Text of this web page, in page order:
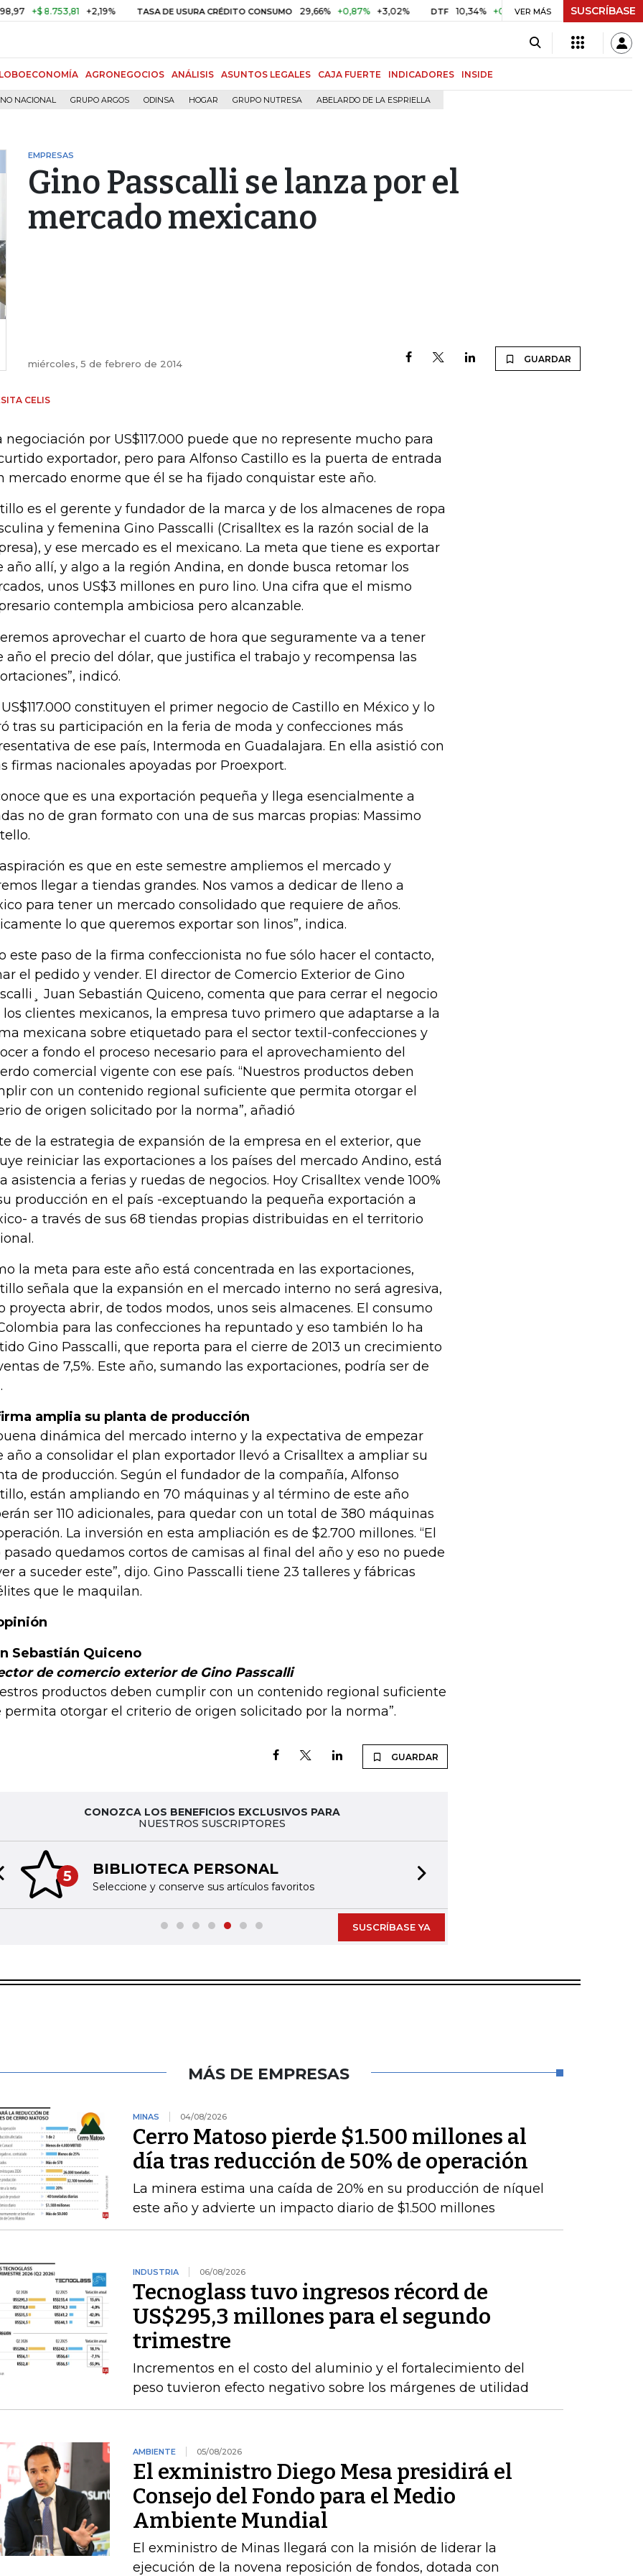
8.753,81 +2,19% TASA DE USURA CRÉDITO CONSUMO 29,66% +0,87% +3,02% DTF 10,34% +0,10% +0,98% UVR $ 416,96 +$
VER MÁS SUSCRÍBASE
AGRONEGOCIOS ANÁLISIS ASUNTOS LEGALES CAJA FUERTE INDICADORES INSIDE
NACIONAL GRUPO ARGOS ODINSA HOGAR GRUPO NUTRESA ABELARDO DE LA ESPRIELLA
EMPRESAS
Gino Passcalli se lanza por el
mercado mexicano
miércoles, 5 de febrero de 2014 GUARDAR
CELIS
negociación por US$117.000 puede que no represente mucho para
exportador, pero para Alfonso Castillo es la puerta de entrada
mercado enorme que él se ha fijado conquistar este año.
es el gerente y fundador de la marca y de los almacenes de ropa
y femenina Gino Passcalli (Crisalltex es la razón social de la
y ese mercado es el mexicano. La meta que tiene es exportar
año allí, y algo a la región Andina, en donde busca retomar los
unos US$3 millones en puro lino. Una cifra que el mismo
contempla ambiciosa pero alcanzable.
aprovechar el cuarto de hora que seguramente va a tener
año el precio del dólar, que justifica el trabajo y recompensa las
indicó.
US$117.000 constituyen el primer negocio de Castillo en México y lo
tras su participación en la feria de moda y confecciones más
de ese país, Intermoda en Guadalajara. En ella asistió con
firmas nacionales apoyadas por Proexport.
que es una exportación pequeña y llega esencialmente a
no de gran formato con una de sus marcas propias: Massimo
aspiración es que en este semestre ampliemos el mercado y
llegar a tiendas grandes. Nos vamos a dedicar de lleno a
para tener un mercado consolidado que requiere de años.
lo que queremos exportar son linos”, indica.
este paso de la firma confeccionista no fue sólo hacer el contacto,
el pedido y vender. El director de Comercio Exterior de Gino
Juan Sebastián Quiceno, comenta que para cerrar el negocio
los clientes mexicanos, la empresa tuvo primero que adaptarse a la
mexicana sobre etiquetado para el sector textil-confecciones y
a fondo el proceso necesario para el aprovechamiento del
comercial vigente con ese país. “Nuestros productos deben
con un contenido regional suficiente que permita otorgar el
de origen solicitado por la norma”, añadió
de la estrategia de expansión de la empresa en el exterior, que
reiniciar las exportaciones a los países del mercado Andino, está
asistencia a ferias y ruedas de negocios. Hoy Crisalltex vende 100%
producción en el país -exceptuando la pequeña exportación a
a través de sus 68 tiendas propias distribuidas en el territorio
la meta para este año está concentrada en las exportaciones,
señala que la expansión en el mercado interno no será agresiva,
proyecta abrir, de todos modos, unos seis almacenes. El consumo
para las confecciones ha repuntado y eso también lo ha
Gino Passcalli, que reporta para el cierre de 2013 un crecimiento
de 7,5%. Este año, sumando las exportaciones, podría ser de
amplia su planta de producción
dinámica del mercado interno y la expectativa de empezar
año a consolidar el plan exportador llevó a Crisalltex a ampliar su
de producción. Según el fundador de la compañía, Alfonso
están ampliando en 70 máquinas y al término de este año
ser 110 adicionales, para quedar con un total de 380 máquinas
La inversión en esta ampliación es de $2.700 millones. “El
pasado quedamos cortos de camisas al final del año y eso no puede
a suceder este”, dijo. Gino Passcalli tiene 23 talleres y fábricas
que le maquilan.
Sebastián Quiceno
de comercio exterior de Gino Passcalli
productos deben cumplir con un contenido regional suficiente
permita otorgar el criterio de origen solicitado por la norma”.
GUARDAR
CONOZCA LOS BENEFICIOS EXCLUSIVOS PARA
NUESTROS SUSCRIPTORES
5 BIBLIOTECA PERSONAL
Seleccione y conserve sus artículos favoritos
slide
SUSCRÍBASE YA
MÁS DE EMPRESAS
MINAS 04/08/2026
Cerro Matoso pierde $1.500 millones al
día tras reducción de 50% de operación
La minera estima una caída de 20% en su producción de níquel
este año y advierte un impacto diario de $1.500 millones
INDUSTRIA 06/08/2026
Tecnoglass tuvo ingresos récord de
US$295,3 millones para el segundo
trimestre
Incrementos en el costo del aluminio y el fortalecimiento del
peso tuvieron efecto negativo sobre los márgenes de utilidad
AMBIENTE 05/08/2026
El exministro Diego Mesa presidirá el
Consejo del Fondo para el Medio
Ambiente Mundial
El exministro de Minas llegará con la misión de liderar la
ejecución de la novena reposición de fondos, dotada con